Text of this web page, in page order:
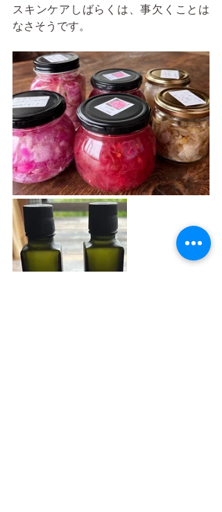
スキンケアしばらくは、事欠くことは
なさそうです。